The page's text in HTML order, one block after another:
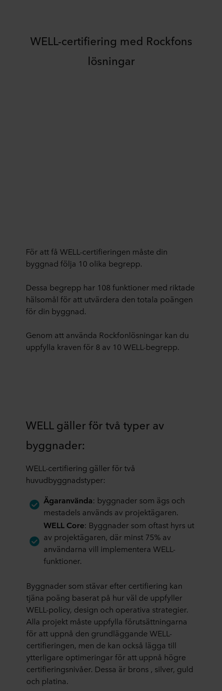
WELL-certifiering med Rockfons
lösningar
För att få WELL-certifieringen måste din
byggnad följa 10 olika begrepp.
Dessa begrepp har 108 funktioner med riktade
hälsomål för att utvärdera den totala poängen
för din byggnad.
Genom att använda Rockfonlösningar kan du
uppfylla kraven för 8 av 10 WELL-begrepp.
WELL gäller för två typer av
byggnader:
WELL-certifiering gäller för två
huvudbyggnadstyper:
Ägaranvända: byggnader som ägs och
mestadels används av projektägaren.
WELL Core: Byggnader som oftast hyrs ut
av projektägaren, där minst 75% av
användarna vill implementera WELL-
funktioner.
Byggnader som stävar efter certifiering kan
tjäna poäng baserat på hur väl de uppfyller
WELL-policy, design och operativa strategier.
Alla projekt måste uppfylla förutsättningarna
för att uppnå den grundläggande WELL-
certifieringen, men de kan också lägga till
ytterligare optimeringar för att uppnå högre
certifieringsnivåer. Dessa är brons , silver, guld
och platina.